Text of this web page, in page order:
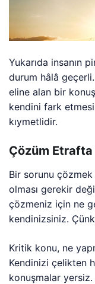
Yukarıda insanın
durum hâlâ
eline alan bir
kendini fark
kıymetlidir.
Çözüm
Bir sorunu
olması gerekir
çözmeniz için ne
kendinizsiniz.
Kritik konu, ne
Kendinizi çelikten
konuşmalar